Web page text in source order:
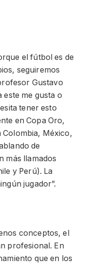
el fútbol es de
seguiremos
Gustavo
este me gusta o
tener esto
en Copa Oro,
México,
de
más llamados
y Perú). La
jugador”.
conceptos, el
profesional. En
que en los